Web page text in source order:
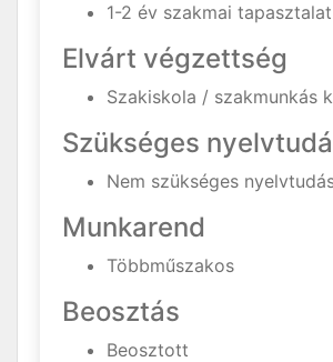
1-2 év szakmai tapasztalat
Elvárt végzettség
Szakiskola / szakmunkás
Szükséges
Nem szükséges
Munkarend
Többműszakos
Beosztás
Beosztott